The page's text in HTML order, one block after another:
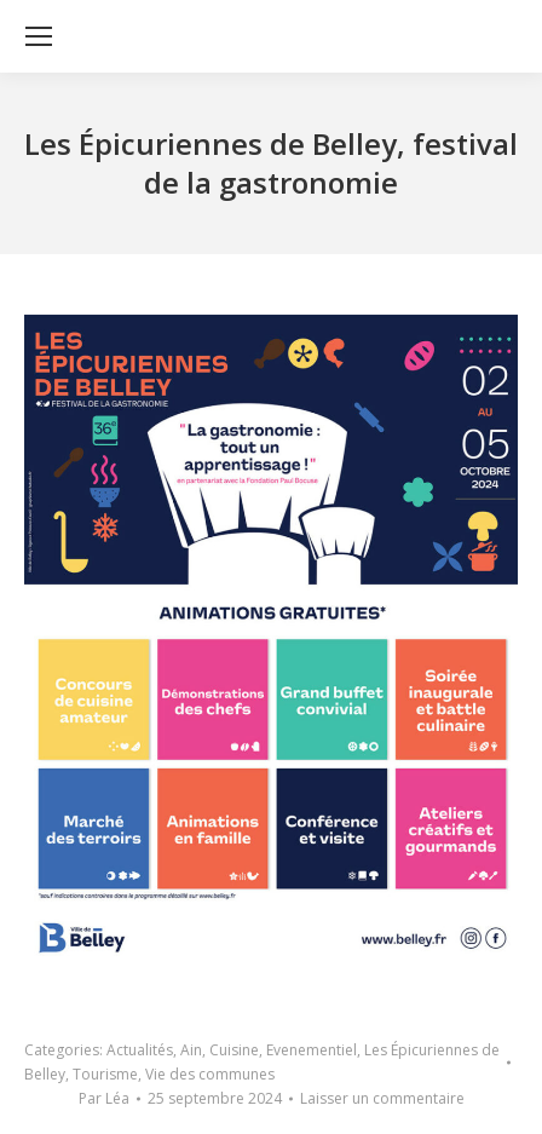
Les Épicuriennes de Belley, festival
de la gastronomie
Categories: Actualités, Ain, Cuisine, Evenementiel, Les Épicuriennes de
Belley, Tourisme, Vie des communes
Par Léa 25 septembre 2024 Laisser un commentaire